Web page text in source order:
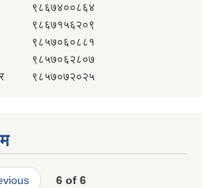
९८६७४००८६४
९८६७१५६२०९
९८५७०६०८८१
९८५७०६२८०७
९८५७०७२०२५
6 of 6